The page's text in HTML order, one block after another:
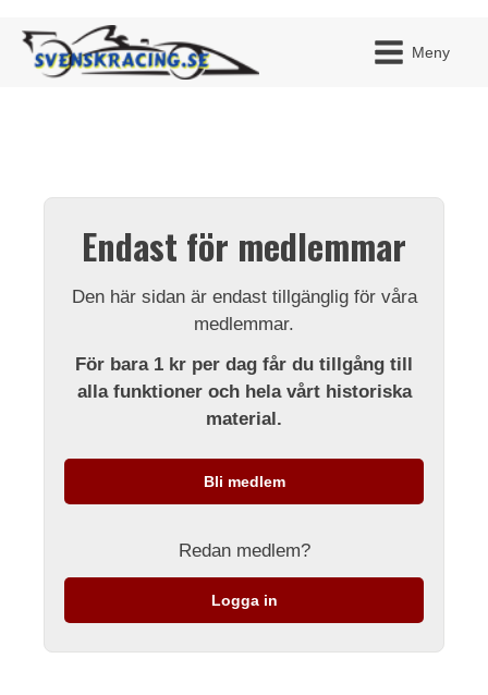
Meny
Endast för medlemmar
Den här sidan är endast tillgänglig för våra
medlemmar.
För bara 1 kr per dag får du tillgång till
alla funktioner och hela vårt historiska
material.
Bli medlem
Redan medlem?
Logga in